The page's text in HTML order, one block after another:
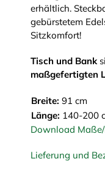
erhältlich.
gebürstetem
Sitzkomfort!
Tisch und Bank
maßgefertigten
Breite: 91 cm
Länge: 140-200
Download
Lieferung und